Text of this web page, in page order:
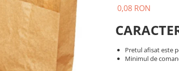
0,08 RON
Pretul afisat este
Minimul de